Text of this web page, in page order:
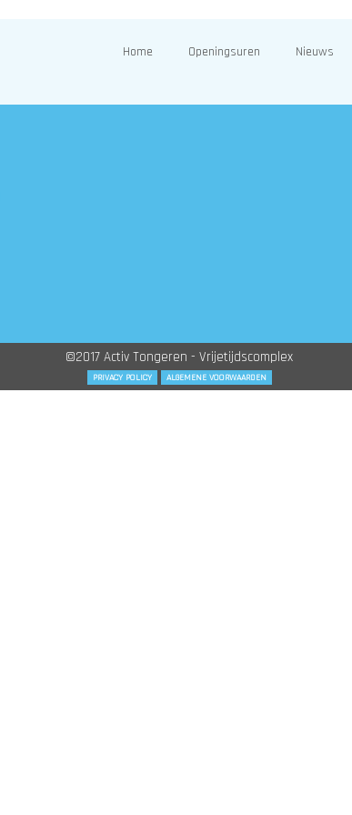
Home Openingsuren Nieuws
©2017 Activ Tongeren - Vrijetijdscomplex
PRIVACY POLICY ALGEMENE VOORWAARDEN